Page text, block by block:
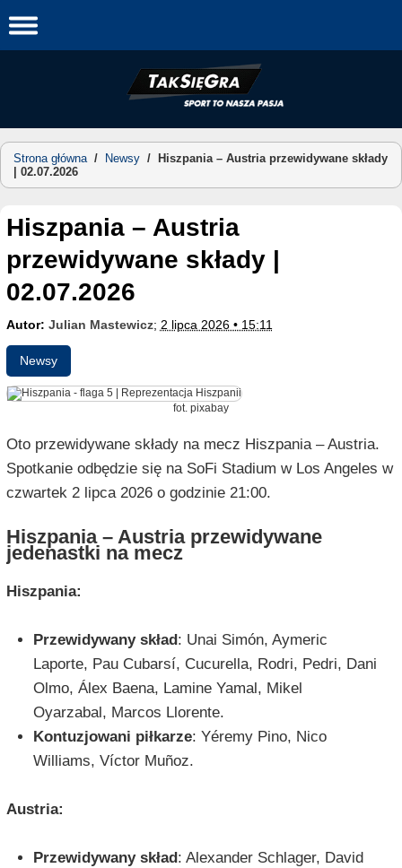
to
Strona główna/ Newsy /
Hiszpania – Austria przewidywane składy
| 02.07.2026
Hiszpania – Austria
przewidywane składy |
02.07.2026
Autor: Julian Mastewicz; 2 lipca 2026 • 15:11
Newsy
fot. pixabay
Oto przewidywane składy na mecz Hiszpania – Austria.
Spotkanie odbędzie się na SoFi Stadium w Los Angeles w
czwartek 2 lipca 2026 o godzinie 21:00.
Hiszpania – Austria przewidywane
jedenastki na mecz
Hiszpania:
Przewidywany skład : Unai Simón, Aymeric
Laporte, Pau Cubarsí, Cucurella, Rodri, Pedri, Dani
Olmo, Álex Baena, Lamine Yamal, Mikel
Oyarzabal, Marcos Llorente.
Kontuzjowani piłkarze: Yéremy Pino, Nico
Williams, Víctor Muñoz.
Austria:
Przewidywany skład : Alexander Schlager, David